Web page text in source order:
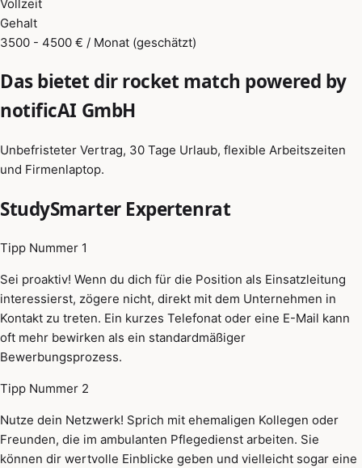
Vollzeit
Gehalt
3500 - 4500 € / Monat (geschätzt)
Das bietet dir rocket match powered by
notificAI GmbH
Unbefristeter Vertrag, 30 Tage Urlaub, flexible Arbeitszeiten
und Firmenlaptop.
StudySmarter Expertenrat
Tipp Nummer 1
Sei proaktiv! Wenn du dich für die Position als Einsatzleitung
interessierst, zögere nicht, direkt mit dem Unternehmen in
Kontakt zu treten. Ein kurzes Telefonat oder eine E-Mail kann
oft mehr bewirken als ein standardmäßiger
Bewerbungsprozess.
Tipp Nummer 2
Nutze dein Netzwerk! Sprich mit ehemaligen Kollegen oder
Freunden, die im ambulanten Pflegedienst arbeiten. Sie
können dir wertvolle Einblicke geben und vielleicht sogar eine